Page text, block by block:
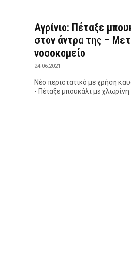
Αγρίνιο: Πέταξε
στον άντρα της –
νοσοκομείο
24.06.2021
Νέο περιστατικό με χρήση
- Πέταξε μπουκάλι με